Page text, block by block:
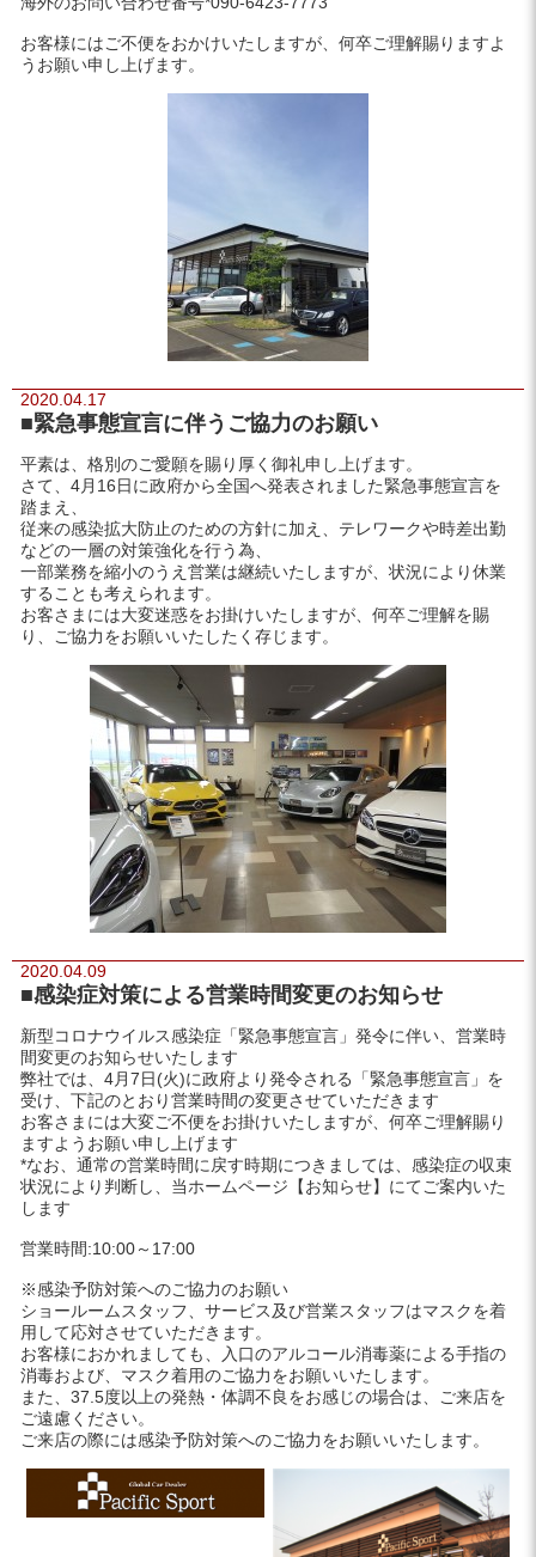
お客様にはご不便をおかけいたしますが、何卒ご理解賜りますよ
うお願い申し上げます。
2020.04.17
■緊急事態宣言に伴うご協力のお願い
平素は、格別のご愛願を賜り厚く御礼申し上げます。
さて、4月16日に政府から全国へ発表されました緊急事態宣言を
踏まえ、
従来の感染拡大防止のための方針に加え、テレワークや時差出勤
などの一層の対策強化を行う為、
一部業務を縮小のうえ営業は継続いたしますが、状況により休業
することも考えられます。
お客さまには大変迷惑をお掛けいたしますが、何卒ご理解を賜
り、ご協力をお願いいたしたく存じます。
2020.04.09
■感染症対策による営業時間変更のお知らせ
新型コロナウイルス感染症「緊急事態宣言」発令に伴い、営業時
間変更のお知らせいたします
弊社では、4月7日(火)に政府より発令される「緊急事態宣言」を
受け、下記のとおり営業時間の変更させていただきます
お客さまには大変ご不便をお掛けいたしますが、何卒ご理解賜り
ますようお願い申し上げます
*なお、通常の営業時間に戻す時期につきましては、感染症の収束
状況により判断し、当ホームページ【お知らせ】にてご案内いた
します
営業時間:10:00～17:00
※感染予防対策へのご協力のお願い
ショールームスタッフ、サービス及び営業スタッフはマスクを着
用して応対させていただきます。
お客様におかれましても、入口のアルコール消毒薬による手指の
消毒および、マスク着用のご協力をお願いいたします。
また、37.5度以上の発熱・体調不良をお感じの場合は、ご来店を
ご遠慮ください。
ご来店の際には感染予防対策へのご協力をお願いいたします。